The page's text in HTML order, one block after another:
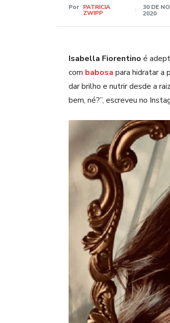
Por PATRICIA
ZWIPP
30 DE
2020
Isabella Fiorentino é
com babosa para hidratar a
dar brilho e nutrir desde a
bem, né?”, escreveu no